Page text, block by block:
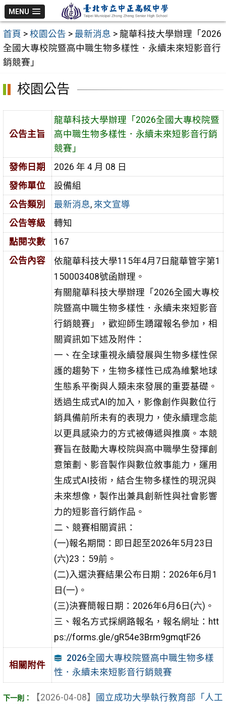
跳
至
主
要
內
MENU
首頁 > 校園公告 > 最新消息 > 龍華科技大學辦理「2026
全國大專校院暨高中職生物多樣性．永續未來短影音行
銷競賽」
校園公告
公告主旨
龍華科技大學辦理「2026全國大專校院暨
高中職生物多樣性．永續未來短影音行銷
競賽」
發佈日期
2026 年 4 月 08 日
發佈單位
設備組
公告類別
最新消息, 來文宣導
公告等級
轉知
點閱次數
167
公告內容
依龍華科技大學115年4月7日龍華管字第1
150003408號函辦理。
有關龍華科技大學辦理「2026全國大專校
院暨高中職生物多樣性．永續未來短影音
行銷競賽」，歡迎師生踴躍報名參加，相
關資訊如下述及附件：
一、在全球重視永續發展與生物多樣性保
護的趨勢下，生物多樣性已成為維繫地球
生態系平衡與人類未來發展的重要基礎。
透過生成式AI的加入，影像創作與數位行
銷具備前所未有的表現力，使永續理念能
以更具感染力的方式被傳遞與推廣。本競
賽旨在鼓勵大專校院與高中職學生發揮創
意策劃、影音製作與數位敘事能力，運用
生成式AI技術，結合生物多樣性的現況與
未來想像，製作出兼具創新性與社會影響
力的短影音行銷作品。
二、競賽相關資訊：
(一)報名期間：即日起至2026年5月23日
(六)23：59前。
(二)入選決賽結果公布日期：2026年6月1
日(一)。
(三)決賽簡報日期：2026年6月6日(六)。
三、報名方式採網路報名，報名網址：htt
ps://forms.gle/gR54e3Brm9gmqtF26
相關附件
2026全國大專校院暨高中職生物多樣
性．永續未來短影音行銷競賽
【2026-04-08】
國立成功大學執行教育部「人工